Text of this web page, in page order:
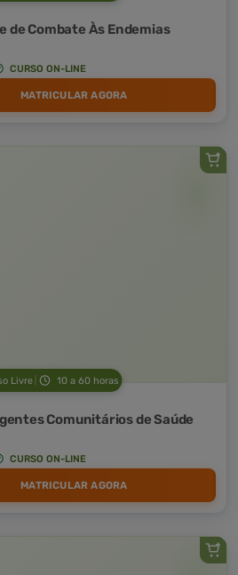
de Combate Às Endemias
CURSO ON-LINE
MATRICULAR AGORA
Livre 10 a 60 horas
Comunitários de Saúde
CURSO ON-LINE
MATRICULAR AGORA